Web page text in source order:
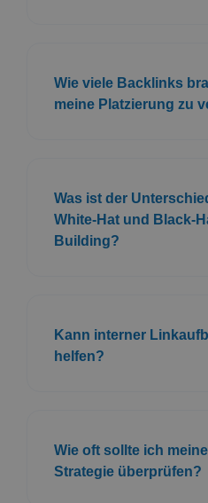
Wie viele Backlinks
meine Platzierung zu
Was ist der
White-Hat und Black-
Building?
Kann interner
helfen?
Wie oft sollte ich
Strategie überprüfen?